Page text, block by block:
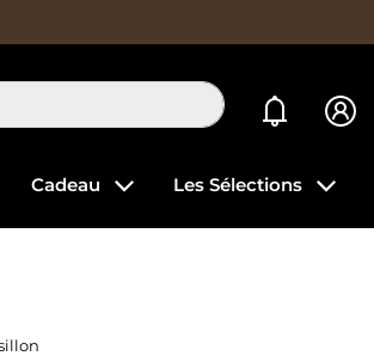
Mes
Cadeau Les Sélections